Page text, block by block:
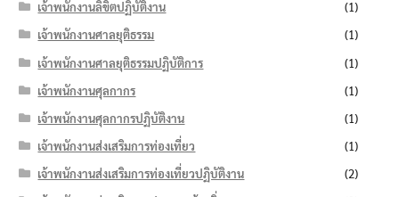
เจ้าพนักงานลิขิตปฏิบัติงาน
(1)
เจ้าพนักงานศาลยุติธรรม
(1)
เจ้าพนักงานศาลยุติธรรมปฏิบัติการ
(1)
เจ้าพนักงานศุลกากร
(1)
เจ้าพนักงานศุลกากรปฏิบัติงาน
(1)
เจ้าพนักงานส่งเสริมการท่องเที่ยว
(1)
เจ้าพนักงานส่งเสริมการท่องเที่ยวปฏิบัติงาน
(2)